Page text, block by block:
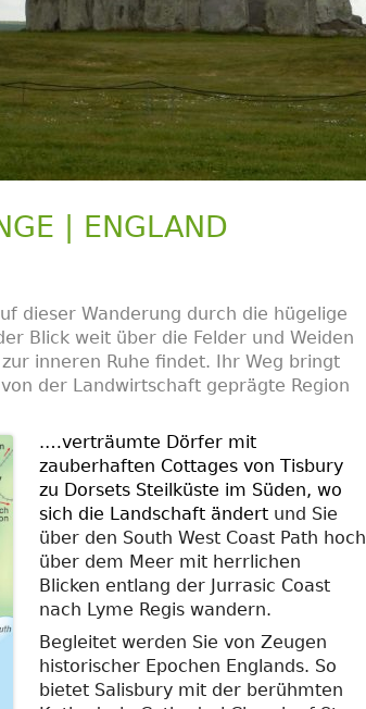
| ENGLAND
dieser Wanderung durch die hügelige
Blick weit über die Felder und Weiden
inneren Ruhe findet. Ihr Weg bringt
der Landwirtschaft geprägte Region
.…verträumte Dörfer mit
zauberhaften Cottages von Tisbury
zu Dorsets Steilküste im Süden, wo
sich die Landschaft ändert und Sie
über den South West Coast Path hoch
über dem Meer mit herrlichen
Blicken entlang der Jurrasic Coast
nach Lyme Regis wandern.
Begleitet werden Sie von Zeugen
historischer Epochen Englands. So
bietet Salisbury mit der berühmten